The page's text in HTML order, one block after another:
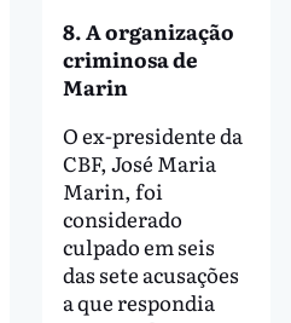
8. A organização
criminosa de
Marin
O ex-presidente da
CBF, José Maria
Marin, foi
considerado
culpado em seis
das sete acusações
a que respondia